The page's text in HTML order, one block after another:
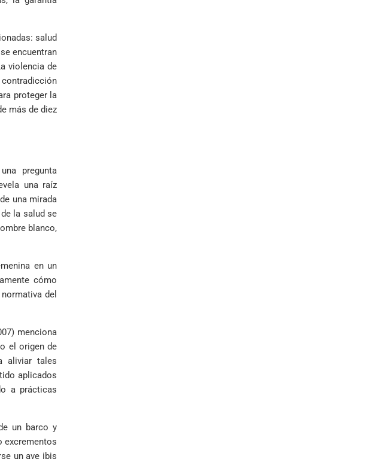
salud
encuentran
violencia de
proteger la
más de diez
pregunta
una raíz
una mirada
la salud se
blanco,
en un
cómo
del
menciona
el origen de
aliviar tales
aplicados
a prácticas
un barco y
excrementos
un ave ibis